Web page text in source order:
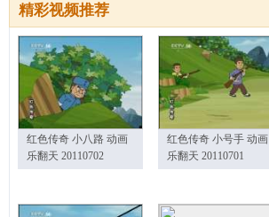
精彩视频推荐
红色传奇 小八路 动画
乐翻天 20110702
红色传奇 小号手 动画
乐翻天 20110701